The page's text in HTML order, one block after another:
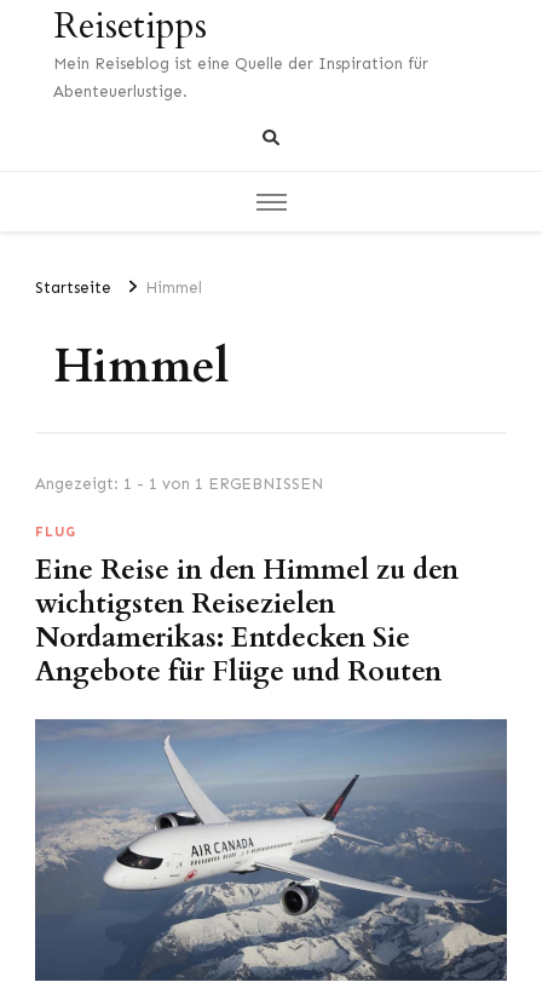
Reisetipps
Mein Reiseblog ist eine Quelle der Inspiration für
Abenteuerlustige.
Startseite Himmel
Himmel
Angezeigt: 1 - 1 von 1 ERGEBNISSEN
FLUG
Eine Reise in den Himmel zu den
wichtigsten Reisezielen
Nordamerikas: Entdecken Sie
Angebote für Flüge und Routen